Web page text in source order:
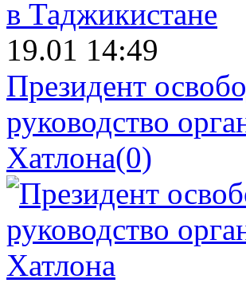
19.01 14:49
Президент
руководство
Хатлона(0)